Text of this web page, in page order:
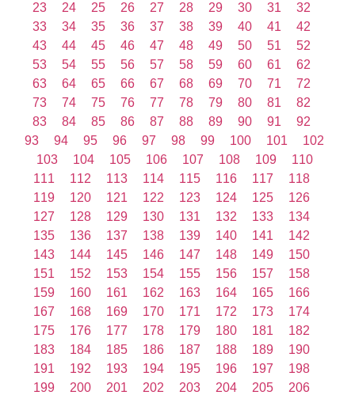
23
24 25 26 27 28 29 30 31
32
33
34 35 36 37 38 39 40 41
42
43
44 45 46 47 48 49 50 51
52
53
54 55 56 57 58 59 60 61
62
63
64 65 66 67 68 69 70 71
72
73
74 75 76 77 78 79 80 81
82
83
84 85 86 87 88 89 90 91
92
93
94 95 96 97 98 99 100 101
102
103
104 105 106 107 108 109
110
111
112 113 114 115 116 117
118
119
120 121 122 123 124 125
126
127
128 129 130 131 132 133
134
135
136 137 138 139 140 141
142
143
144 145 146 147 148 149
150
151
152 153 154 155 156 157
158
159
160 161 162 163 164 165
166
167
168 169 170 171 172 173
174
175
176 177 178 179 180 181
182
183
184 185 186 187 188 189
190
191
192 193 194 195 196 197
198
199
200 201 202 203 204 205
206